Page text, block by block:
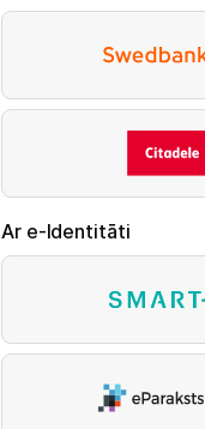
Ar e-Identitāti